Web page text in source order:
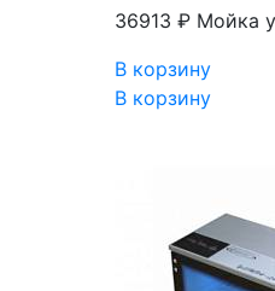
36913 ₽ Мойка
В корзину
В корзину